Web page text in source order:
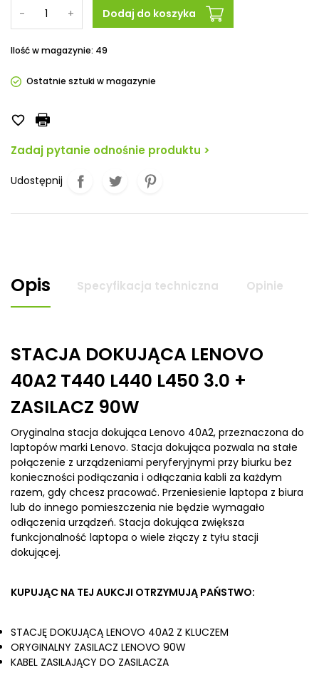
- + Dodaj do koszyka
Ilość w magazynie: 49
Ostatnie sztuki w magazynie

Zadaj pytanie odnośnie produktu >
Udostępnij
Opis Specyfikacja techniczna Opinie
STACJA DOKUJĄCA LENOVO
40A2 T440 L440 L450 3.0 +
ZASILACZ 90W
Oryginalna stacja dokująca Lenovo 40A2, przeznaczona do
laptopów marki Lenovo. Stacja dokująca pozwala na stałe
połączenie z urządzeniami peryferyjnymi przy biurku bez
konieczności podłączania i odłączania kabli za każdym
razem, gdy chcesz pracować. Przeniesienie laptopa z biura
lub do innego pomieszczenia nie będzie wymagało
odłączenia urządzeń. Stacja dokująca zwiększa
funkcjonalność laptopa o wiele złączy z tyłu stacji
dokującej.
KUPUJĄC NA TEJ AUKCJI OTRZYMUJĄ PAŃSTWO:
STACJĘ DOKUJĄCĄ LENOVO 40A2 Z KLUCZEM
ORYGINALNY ZASILACZ LENOVO 90W
KABEL ZASILAJĄCY DO ZASILACZA